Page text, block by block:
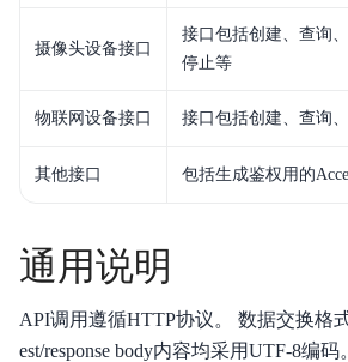
EasyDL 文本使用说明
EasyDL 语音使用说明
EasyDL 视频使用说明
EasyDL 跨模态使用说明
EasyDL 零售行业版使用说明
摄像头设备接口
接口包括创建、查询
停止等
物联网设备接口 接口包括创建、查询
其他接口 包括生成鉴权用的
通用说明
API调用遵循HTTP协议。 数据交换格
est/response body内容均采用UTF-8编码。